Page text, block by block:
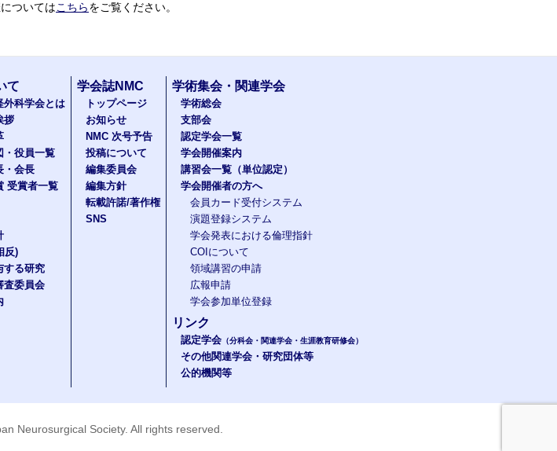
ついてはこちらをご覧ください。
て
外科学会とは
拶
・役員一覧
・会長
受賞者一覧
反)
する研究
査委員会
学会誌NMC
トップページ
お知らせ
NMC 次号予告
投稿について
編集委員会
編集方針
転載許諾/著作権
SNS
学術集会・関連学会
学術総会
支部会
認定学会一覧
学会開催案内
講習会一覧（単位認定）
学会開催者の方へ
会員カード受付システム
演題登録システム
学会発表における倫理指針
COIについて
領域講習の申請
広報申請
学会参加単位登録
リンク
認定学会 （分科会・関連学会・生涯教育研修会）
その他関連学会・研究団体等
公的機関等
Neurosurgical Society. All rights reserved.